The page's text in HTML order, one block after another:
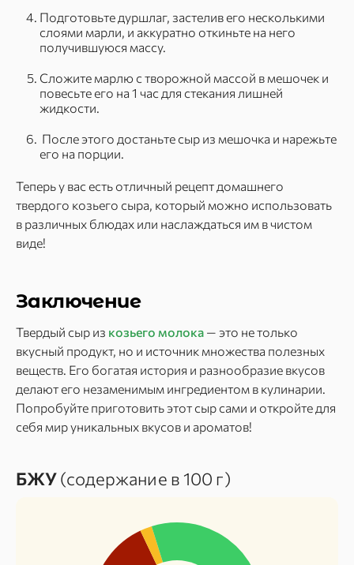
Подготовьте дуршлаг, застелив его несколькими
слоями марли, и аккуратно откиньте на него
получившуюся массу.
Сложите марлю с творожной массой в мешочек и
повесьте его на 1 час для стекания лишней
жидкости.
После этого достаньте сыр из мешочка и нарежьте
его на порции.
Теперь у вас есть отличный рецепт домашнего
твердого козьего сыра, который можно использовать
в различных блюдах или наслаждаться им в чистом
виде!
Заключение
Твердый сыр из козьего молока — это не только
вкусный продукт, но и источник множества полезных
веществ. Его богатая история и разнообразие вкусов
делают его незаменимым ингредиентом в кулинарии.
Попробуйте приготовить этот сыр сами и откройте для
себя мир уникальных вкусов и ароматов!
БЖУ(содержание в 100 г)